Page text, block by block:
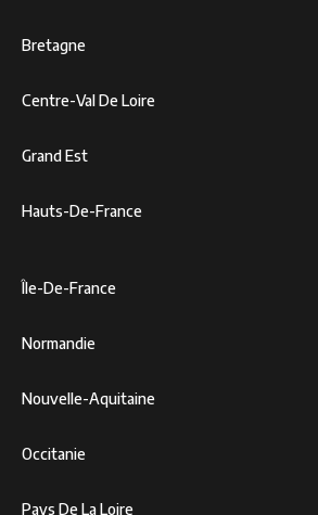
Bretagne
Centre-Val De Loire
Grand Est
Hauts-De-France
Île-De-France
Normandie
Nouvelle-Aquitaine
Occitanie
Pays De La Loire